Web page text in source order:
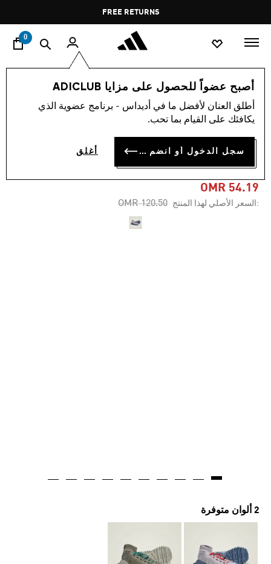
Pause
promotion
rotation
FREE RETURNS
0
أصبح عضواً للحصول على مزايا ADICLUB
أطلق العنان لأفضل ما في أديداس - برنامج عضوية الذي
يكافئك على القيام بما تحب.
سجل الدخول أو انضم الآن أغلق
النساء
-55%
ADIDAS BY STELLA
MCCARTNEY SEEULATER 2
OMR 54.19
:السعر الأصلي لهذا المنتج Price reduced from
OMR 120.50
to
2 ألوان متوفرة